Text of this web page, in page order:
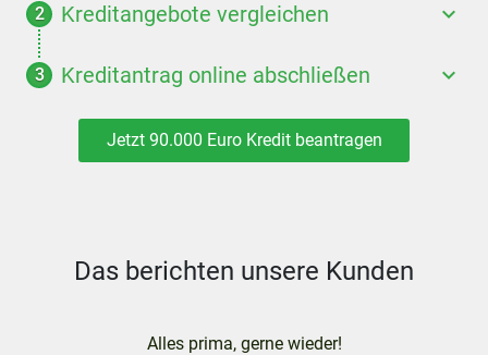
Kreditangebote vergleichen
Kreditantrag online abschließen
Jetzt 90.000 Euro Kredit beantragen
Das berichten unsere Kunden
Alles prima, gerne wieder!